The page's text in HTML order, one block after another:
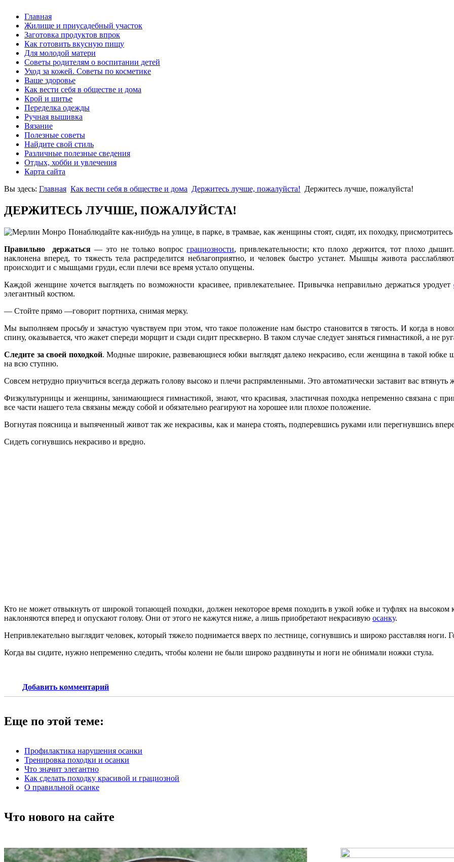
Главная
Жилище и приусадебный участок
Заготовка продуктов впрок
Как готовить вкусную пищу
Для молодой матери
Советы родителям о воспитании детей
Уход за кожей. Советы по косметике
Ваше здоровье
Как вести себя в обществе и дома
Крой и шитье
Переделка одежды
Ручная вышивка
Вязание
Полезные советы
Найдите свой стиль
Различные полезные сведения
Отдых, хобби и увлечения
Карта сайта
Вы здесь: Главная Как вести себя в обществе и дома Держитесь лучше, пожалуйста! Держитесь лучше, пожалуйста!
ДЕРЖИТЕСЬ ЛУЧШЕ, ПОЖАЛУЙСТА!
Понаблюдайте как-нибудь на улице, в парке, в трамвае, как женщины стоят, си­дят, их походку, присмотритесь
Правильно держаться — это не только вопросграциозности, привлекательности; кто плохо держится, тот плохо
наклонена вперед, то тяжесть тела распределится неблагоприятно, и чело­век быстро устанет. Мышцы живота
происходит и с мышцами груди, если плечи все время ус­тало опущены.
Каждой женщине хочется выглядеть по возможности красивее, привлекательнее. Привычка неправильно держаться уродует
элегантный костюм.
— Стойте прямо —говорит портниха, сни­мая мерку.
Мы выполняем просьбу и зачастую чув­ствуем при этом, что такое положение нам быстро становится в тягость. И когда в
спину, оказывается, что жакет спереди морщит и сзади сидит прескверно. В таком случае следует занять­ся гимнастикой, а не
Следите за своей походкой. Модные ши­рокие, развевающиеся юбки выглядят дале­ко некрасиво, если женщина в такой юбке
на всю ступню.
Совсем нетрудно приучиться всегда дер­жать голову высоко и плечи распрямленны­ми. Это автоматически заставит вас втя­нуть
Физкультурницы и женщины, занимаю­щиеся гимнастикой, знают, что красивая, эластичная походка непременно связана с
все части нашего тела связаны между собой и обязательно реагируют на хорошее или плохое положе­ние.
Вогнутая поясница и выпяченный живот так же некрасивы, как и манера стоять, подперевшись руками или перегнувшись
Сидеть согнувшись некрасиво и вредно.
Кто не может отвыкнуть от широкой то­пающей походки, должен некоторое время походить в узкой юбке и туфлях на
наклоняются впе­ред и опускают голову. Они от этого не ка­жутся ниже, а лишь приобретают некраси­вую осанку.
Непривлекательно выглядит человек, ко­торый тяжело поднимается вверх по лестнице, согнувшись и широко расставляя ноги.
Когда вы сидите, нужно непременно сле­дить, чтобы колени не были широко раз­двинуты и ноги не обнимали ножки стула.
Добавить комментарий
Еще по этой теме:
Профилактика нарушения осанки
Тренировка походки и осанки
Что значит элегантно
Как сделать походку красивой и грациозной
О правильной осанке
Что нового на сайте